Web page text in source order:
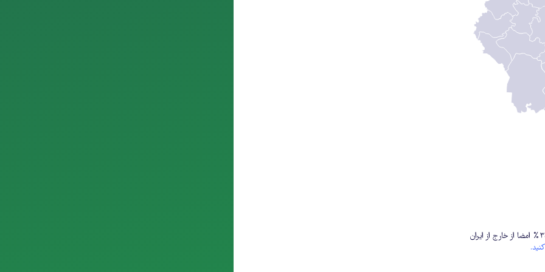
این دادخواست تا کنون ۱۰ امضا جمع کرده است. ۷۰% از ایران آمده؛ و حدود ۳۰% امضا از خارج از ایران